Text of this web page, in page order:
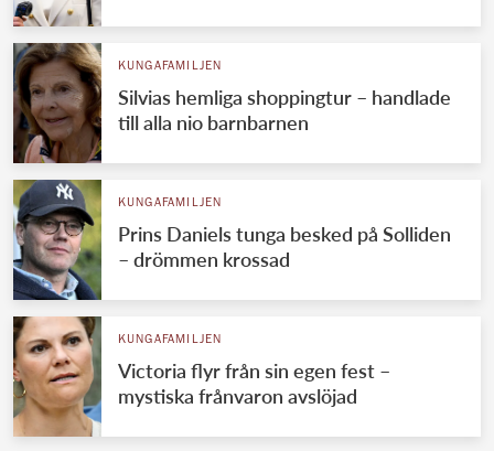
KUNGAFAMILJEN
Silvias hemliga shoppingtur – handlade
till alla nio barnbarnen
KUNGAFAMILJEN
Prins Daniels tunga besked på Solliden
– drömmen krossad
KUNGAFAMILJEN
Victoria flyr från sin egen fest –
mystiska frånvaron avslöjad